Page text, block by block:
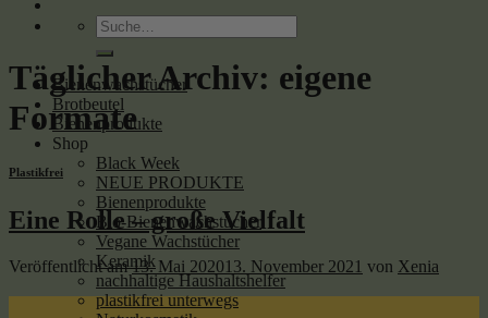
Suche
nach:
Bienenwachstücher
Brotbeutel
Bienenprodukte
Shop
Black Week
NEUE PRODUKTE
Bienenprodukte
Bio-Bienenwachstücher
Vegane Wachstücher
Keramik
nachhaltige Haushaltshelfer
plastikfrei unterwegs
Täglicher Archiv: eigene
Formate
Plastikfrei
Eine Rolle – große Vielfalt
Veröffentlicht am13. Mai 202013. November 2021 von Xenia